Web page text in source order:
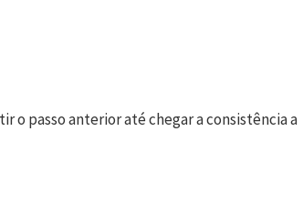
o passo anterior até chegar a consistência a